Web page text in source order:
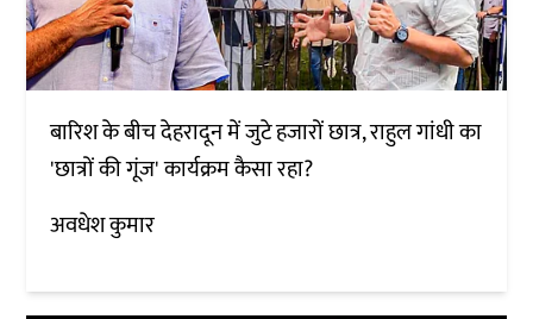
बारिश के बीच देहरादून में जुटे हजारों छात्र, राहुल गांधी का
'छात्रों की गूंज' कार्यक्रम कैसा रहा?
अवधेश कुमार